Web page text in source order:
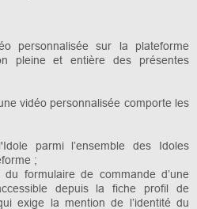
personnalisée sur la plateforme
pleine et entière des présentes
vidéo personnalisée comporte les
parmi l’ensemble des Idoles
;
formulaire de commande d’une
depuis la fiche profil de
exige la mention de l’identité du